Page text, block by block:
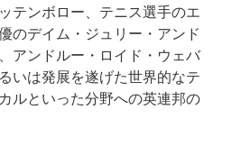
テンボロー、テニス選手のエ
のデイム・ジュリー・アンド
アンドルー・ロイド・ウェバ
いは発展を遂げた世界的なテ
ルといった分野への英連邦の